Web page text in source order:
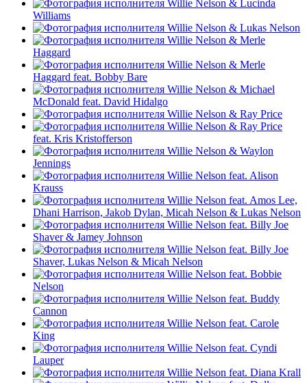
Willie Nelson & Lucinda
Williams
Willie Nelson & Lukas Nelson
Willie Nelson & Merle
Haggard
Willie Nelson & Merle
Haggard feat. Bobby Bare
Willie Nelson & Michael
McDonald feat. David Hidalgo
Willie Nelson & Ray Price
Willie Nelson & Ray Price
feat. Kris Kristofferson
Willie Nelson & Waylon
Jennings
Willie Nelson feat. Alison
Krauss
Willie Nelson feat. Amos Lee,
Dhani Harrison, Jakob Dylan, Micah Nelson & Lukas Nelson
Willie Nelson feat. Billy Joe
Shaver & Jamey Johnson
Willie Nelson feat. Billy Joe
Shaver, Lukas Nelson & Micah Nelson
Willie Nelson feat. Bobbie
Nelson
Willie Nelson feat. Buddy
Cannon
Willie Nelson feat. Carole
King
Willie Nelson feat. Cyndi
Lauper
Willie Nelson feat. Diana Krall